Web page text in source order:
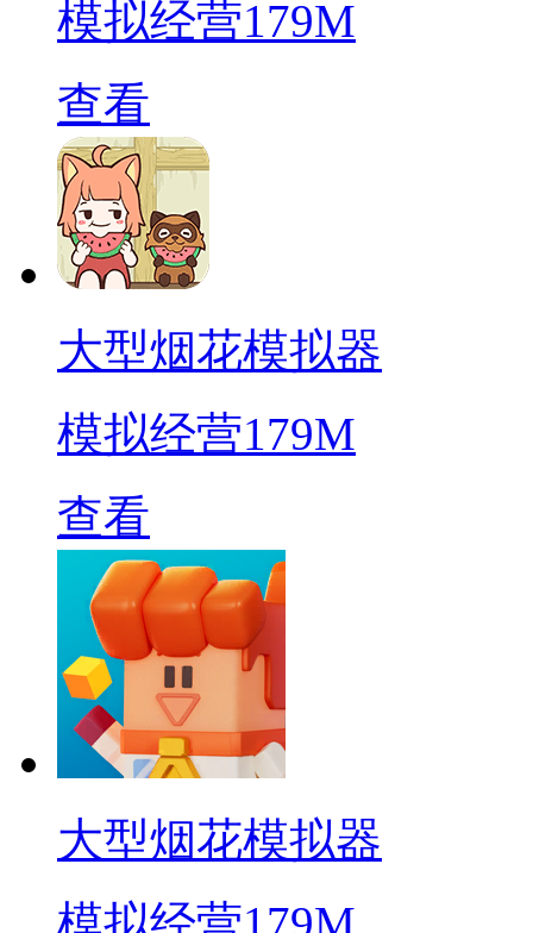
模拟经营179M
查看
大型烟花模拟器
模拟经营179M
查看
大型烟花模拟器